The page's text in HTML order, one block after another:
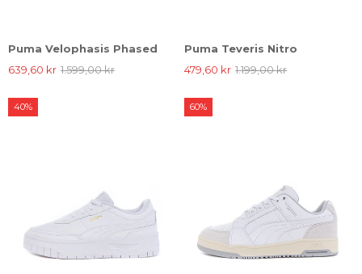
Puma Velophasis Phased
639,60 kr 1.599,00 kr
Puma Teveris Nitro
479,60 kr 1.199,00 kr
40% 60%